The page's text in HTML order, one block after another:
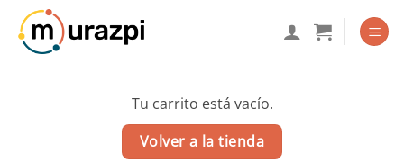
Saltar
Tu carrito está vacío.
Volver a la tienda